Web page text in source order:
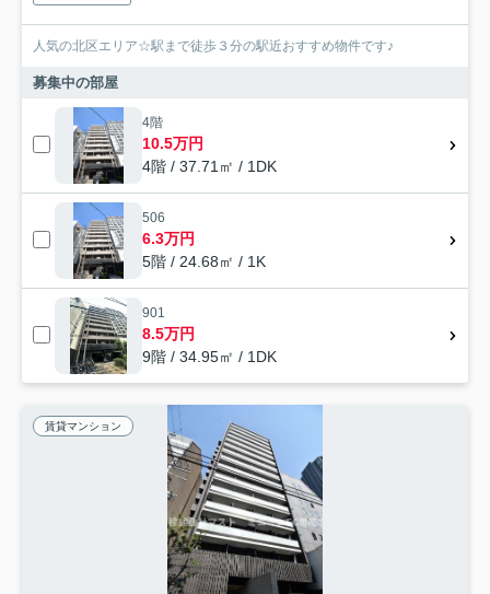
人気の北区エリア☆駅まで徒歩３分の駅近おすすめ物件です♪
募集中の部屋
4階
10.5万円
4階 / 37.71㎡ / 1DK
506
6.3万円
5階 / 24.68㎡ / 1K
901
8.5万円
9階 / 34.95㎡ / 1DK
賃貸マンション